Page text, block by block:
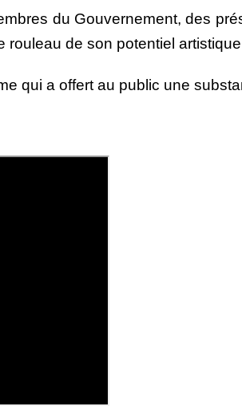
du Gouvernement, des
de son potentiel
qui a offert au public une